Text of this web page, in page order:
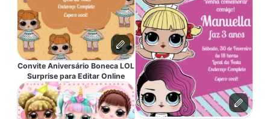
Convite Aniversário Boneca LOL
Surprise para Editar Online